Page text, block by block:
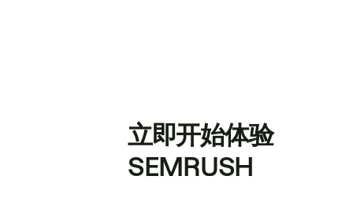
立即开始体验
SEMRUSH